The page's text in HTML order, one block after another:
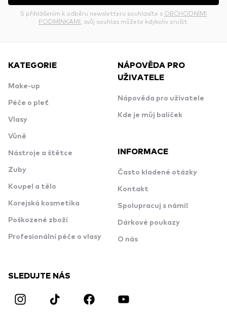
S přihlášením k odběru newsletteru souhlasíte s OBCHODNÍMI
PODMÍNKAMI , svůj souhlas můžete kdykoliv zrušit.
KATEGORIE
Make-up
Péče o pleť
Vlasy
Vůně
Nástroje a štětce
Zuby
Koupel a tělo
Korejská kosmetika
Poškozené zboží
Profesionální péče o vlasy
NÁPOVĚDA PRO
UŽIVATELE
Nápověda pro uživatele
Kde je můj balíček
INFORMACE
Často kladené otázky
Kontakt
Spolupracuj s námi!
Dárkové poukazy
O nás
SLEDUJTE NÁS